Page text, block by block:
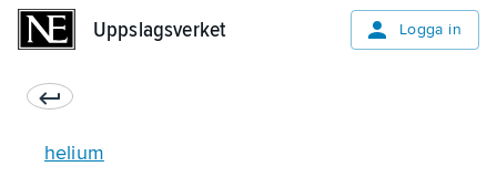
Uppslagsverket Logga in
helium